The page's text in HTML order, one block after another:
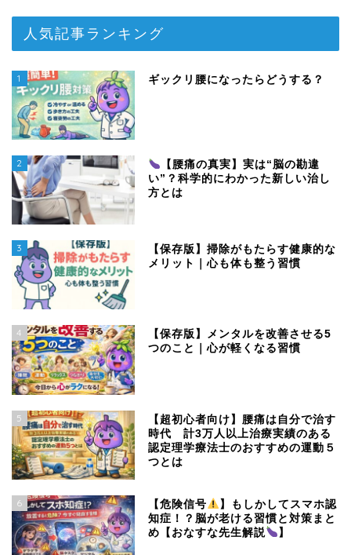
人気記事ランキング
1 ギックリ腰になったらどうする？
2
【腰痛の真実】実は“脳の勘違
い”？科学的にわかった新しい治し
方とは
3
【保存版】掃除がもたらす健康的な
メリット｜心も体も整う習慣
4
【保存版】メンタルを改善させる5
つのこと｜心が軽くなる習慣
5
【超初心者向け】腰痛は自分で治す
時代 計3万人以上治療実績のある
認定理学療法士のおすすめの運動５
つとは
6 【危険信号
】もしかしてスマホ認
知症！？脳が老ける習慣と対策まと
め【おなすな先生解説
】